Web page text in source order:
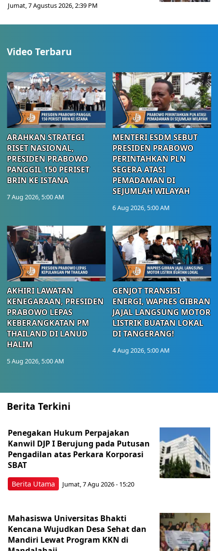
Jumat, 7 Agustus 2026, 2:39 PM
Video Terbaru
ARAHKAN STRATEGI
RISET NASIONAL,
PRESIDEN PRABOWO
PANGGIL 150 PERISET
BRIN KE ISTANA
7 Aug 2026, 5:00 AM
MENTERI ESDM SEBUT
PRESIDEN PRABOWO
PERINTAHKAN PLN
SEGERA ATASI
PEMADAMAN DI
SEJUMLAH WILAYAH
6 Aug 2026, 5:00 AM
AKHIRI LAWATAN
KENEGARAAN, PRESIDEN
PRABOWO LEPAS
KEBERANGKATAN PM
THAILAND DI LANUD
HALIM
5 Aug 2026, 5:00 AM
GENJOT TRANSISI
ENERGI, WAPRES GIBRAN
JAJAL LANGSUNG MOTOR
LISTRIK BUATAN LOKAL
DI TANGERANG!
4 Aug 2026, 5:00 AM
Berita Terkini
Berita Utama
Penegakan Hukum Perpajakan
Kanwil DJP I Berujung pada Putusan
Pengadilan atas Perkara Korporasi
SBAT
Jumat, 7 Agu 2026 - 15:20
Mahasiswa Universitas Bhakti
Kencana Wujudkan Desa Sehat dan
Mandiri Lewat Program KKN di